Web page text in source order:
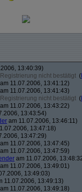
13:40:39)
nicht bestätigt (
am 11.07.2006, 13:41:12)
am 11.07.2006, 13:41:43)
nicht bestätigt (
am 11.07.2006, 13:43:22)
13:43:54)
am 11.07.2006, 13:46:11)
13:47:18)
13:47:29)
am 11.07.2006, 13:47:45)
am 11.07.2006, 13:47:59)
am 11.07.2006,
am 11.07.2006, 13:49:01)
13:49:03)
11.07.2006, 13:49:13)
am 11.07.2006, 13:49:18)